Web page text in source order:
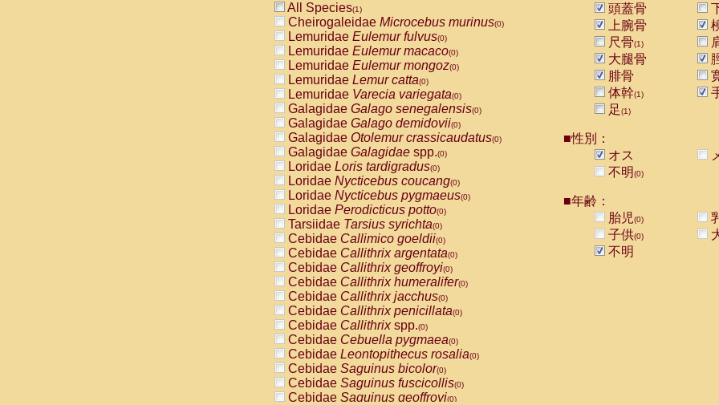
All Species(1)
Cheirogaleidae Microcebus murinus(0)
Lemuridae Eulemur fulvus(0)
Lemuridae Eulemur macaco(0)
Lemuridae Eulemur mongoz(0)
Lemuridae Lemur catta(0)
Lemuridae Varecia variegata(0)
Galagidae Galago senegalensis(0)
Galagidae Galago demidovii(0)
Galagidae Otolemur crassicaudatus(0)
Galagidae Galagidae spp.(0)
Loridae Loris tardigradus(0)
Loridae Nycticebus coucang(0)
Loridae Nycticebus pygmaeus(0)
Loridae Perodicticus potto(0)
Tarsiidae Tarsius syrichta(0)
Cebidae Callimico goeldii(0)
Cebidae Callithrix argentata(0)
Cebidae Callithrix geoffroyi(0)
Cebidae Callithrix humeralifer(0)
Cebidae Callithrix jacchus(0)
Cebidae Callithrix penicillata(0)
Cebidae Callithrixspp.(0)
Cebidae Cebuella pygmaea(0)
Cebidae Leontopithecus rosalia(0)
Cebidae Saguinus bicolor(0)
Cebidae Saguinus fuscicollis(0)
Cebidae Saguinus geoffroyi(0)
頭蓋骨
上腕骨
尺骨(1)
大腿骨
腓骨
体幹(1)
足(1)
■性別：
オス
不明(0)
■年齢：
胎児(0)
子供(0)
不明